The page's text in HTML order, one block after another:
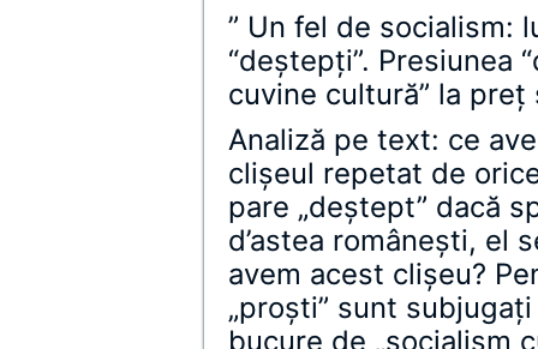
” Un fel de socialism:
“deştepţi”. Presiunea
cuvine cultură” la preţ
Analiză pe text: ce
clişeul repetat de
pare „deştept” dacă
d’astea româneşti, el
avem acest clişeu?
„proşti” sunt
bucure de „socialism